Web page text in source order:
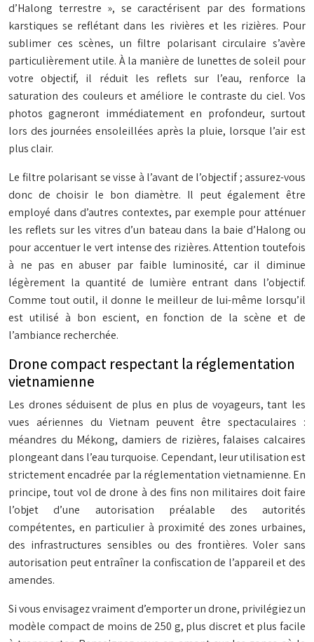
d’Halong terrestre », se caractérisent par des formations
karstiques se reflétant dans les rivières et les rizières. Pour
sublimer ces scènes, un filtre polarisant circulaire s’avère
particulièrement utile. À la manière de lunettes de soleil pour
votre objectif, il réduit les reflets sur l’eau, renforce la
saturation des couleurs et améliore le contraste du ciel. Vos
photos gagneront immédiatement en profondeur, surtout
lors des journées ensoleillées après la pluie, lorsque l’air est
plus clair.
Le filtre polarisant se visse à l’avant de l’objectif ; assurez-vous
donc de choisir le bon diamètre. Il peut également être
employé dans d’autres contextes, par exemple pour atténuer
les reflets sur les vitres d’un bateau dans la baie d’Halong ou
pour accentuer le vert intense des rizières. Attention toutefois
à ne pas en abuser par faible luminosité, car il diminue
légèrement la quantité de lumière entrant dans l’objectif.
Comme tout outil, il donne le meilleur de lui-même lorsqu’il
est utilisé à bon escient, en fonction de la scène et de
l’ambiance recherchée.
Drone compact respectant la réglementation
vietnamienne
Les drones séduisent de plus en plus de voyageurs, tant les
vues aériennes du Vietnam peuvent être spectaculaires :
méandres du Mékong, damiers de rizières, falaises calcaires
plongeant dans l’eau turquoise. Cependant, leur utilisation est
strictement encadrée par la réglementation vietnamienne. En
principe, tout vol de drone à des fins non militaires doit faire
l’objet d’une autorisation préalable des autorités
compétentes, en particulier à proximité des zones urbaines,
des infrastructures sensibles ou des frontières. Voler sans
autorisation peut entraîner la confiscation de l’appareil et des
amendes.
Si vous envisagez vraiment d’emporter un drone, privilégiez un
modèle compact de moins de 250 g, plus discret et plus facile